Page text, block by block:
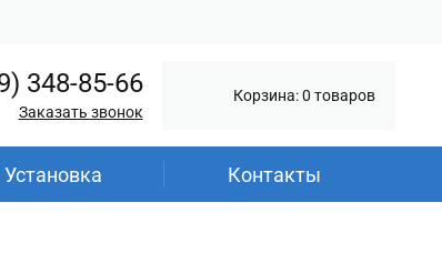
348-85-66
Заказать звонок
Корзина: 0 товаров
Установка Контакты